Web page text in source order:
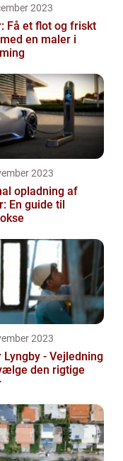
2023
Få et flot og friskt
en maler i
2023
opladning af
En guide til
2023
Lyngby - Vejledning
den rigtige